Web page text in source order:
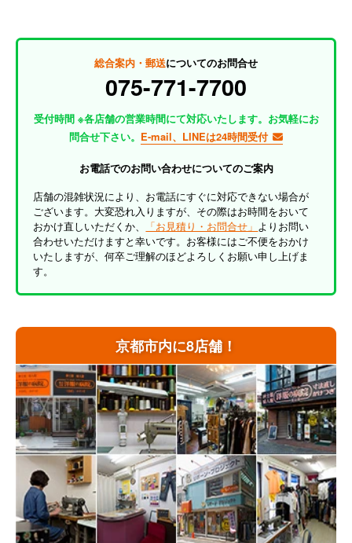
京都市内に8店舗！
総合案内・郵送についてのお問合せ
075-771-7700
受付時間 ※各店舗の営業時間にて対応いたします。お気軽にお
問合せ下さい。 E-mail、LINEは24時間受付
お電話でのお問い合わせについてのご案内
店舗の混雑状況により、お電話にすぐに対応できない場合が
ございます。大変恐れ入りますが、その際はお時間をおいて
おかけ直しいただくか、
「お見積り・お問合せ」 よりお問い
合わせいただけますと幸いです。お客様にはご不便をおかけ
いたしますが、何卒ご理解のほどよろしくお願い申し上げま
す。